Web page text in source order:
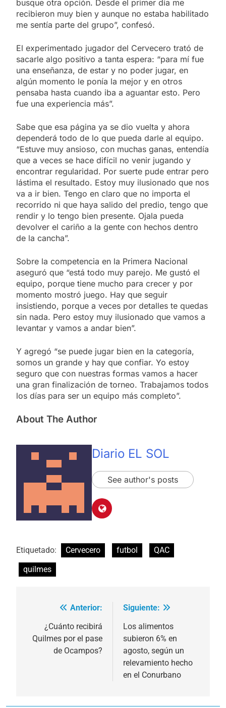
busque otra opción. Desde el primer día me
recibieron muy bien y aunque no estaba habilitado
me sentía parte del grupo”, confesó.
El experimentado jugador del Cervecero trató de
sacarle algo positivo a tanta espera: “para mí fue
una enseñanza, de estar y no poder jugar, en
algún momento le ponía la mejor y en otros
pensaba hasta cuando iba a aguantar esto. Pero
fue una experiencia más”.
Sabe que esa página ya se dio vuelta y ahora
dependerá todo de lo que pueda darle al equipo.
“Estuve muy ansioso, con muchas ganas, entendía
que a veces se hace difícil no venir jugando y
encontrar regularidad. Por suerte pude entrar pero
lástima el resultado. Estoy muy ilusionado que nos
va a ir bien. Tengo en claro que no importa el
recorrido ni que haya salido del predio, tengo que
rendir y lo tengo bien presente. Ojala pueda
devolver el cariño a la gente con hechos dentro
de la cancha”.
Sobre la competencia en la Primera Nacional
aseguró que “está todo muy parejo. Me gustó el
equipo, porque tiene mucho para crecer y por
momento mostró juego. Hay que seguir
insistiendo, porque a veces por detalles te quedas
sin nada. Pero estoy muy ilusionado que vamos a
levantar y vamos a andar bien”.
Y agregó “se puede jugar bien en la categoría,
somos un grande y hay que confiar. Yo estoy
seguro que con nuestras formas vamos a hacer
una gran finalización de torneo. Trabajamos todos
los días para ser un equipo más completo”.
About The Author
Diario EL SOL
See author's posts
Etiquetado: Cervecero futbol
QAC
quilmes
Navegación
entradas
Anterior:
¿Cuánto recibirá
Quilmes por el pase
de Ocampos?
Siguiente:
Los alimentos
subieron 6% en
agosto, según un
relevamiento hecho
en el Conurbano